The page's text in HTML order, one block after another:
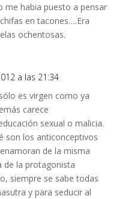
me habia puesto a pensar
en tacones….Era
ochentosas.
a las 21:34
es virgen como ya
carece
sexual o malicia.
son los anticonceptivos
de la misma
de la protagonista
siempre se sabe todas
y para seducir al